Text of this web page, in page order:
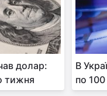
долар:
тижня
В
по